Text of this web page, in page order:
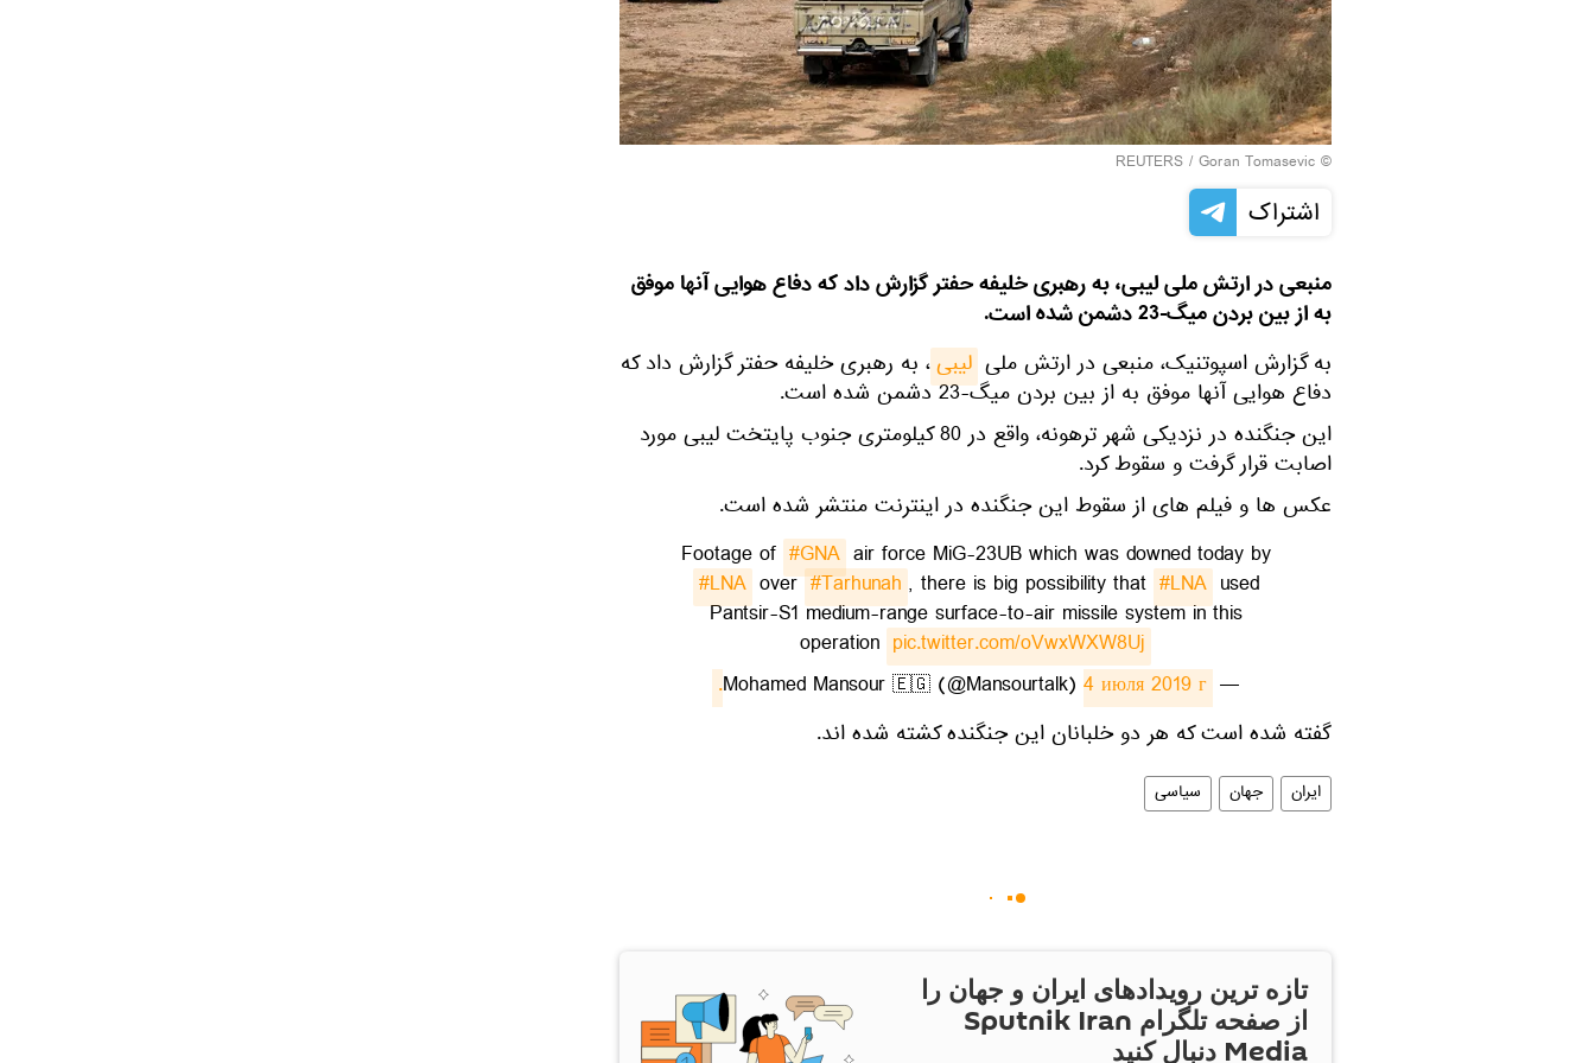
©
REUTERS / Goran Tomasevic
اشتراک
منبعی در ارتش ملی لیبی، به رهبری خلیفه حفتر گزارش داد که دفاع هوایی آنها موفق
به از بین بردن میگ-23 دشمن شده است.
به گزارش اسپوتنیک، منبعی در ارتش ملی لیبی، به رهبری خلیفه حفتر گزارش داد که
دفاع هوایی آنها موفق به از بین بردن میگ-23 دشمن شده است.
این جنگنده در نزدیکی شهر ترهونه، واقع در 80 کیلومتری جنوب پایتخت لیبی مورد
اصابت قرار گرفت و سقوط کرد.
عکس ها و فیلم های از سقوط این جنگنده در اینترنت منتشر شده است.
Footage of #GNA air force MiG-23UB which was downed today by
#LNA over#Tarhunah , there is big possibility that #LNA used
Pantsir-S1 medium-range surface-to-air missile system in this
operation pic.twitter.com/oVwxWXW8Uj
— Mohamed Mansour 🇪🇬 (@Mansourtalk)
4 июля 2019 г.
گفته شده است که هر دو خلبانان این جنگنده کشته شده اند.
ایران جهان سیاسی
تازه ترین رویدادهای ایران و جهان را
از صفحه تلگرام Sputnik Iran
Media دنبال کنید